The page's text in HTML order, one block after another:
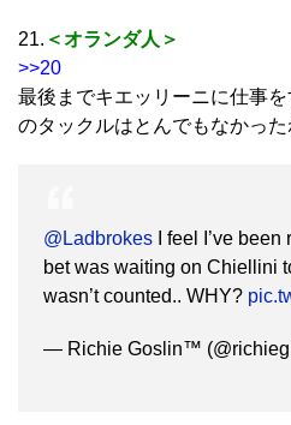
21. ＜オランダ人＞
>>20
最後までキエッリーニに仕事
のタックルはとんでもなかった
@Ladbrokes I feel I’ve
bet was waiting on Chiellini
wasn’t counted.. WHY?
— Richie Goslin™